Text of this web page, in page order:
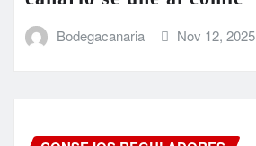
Bodegacanaria Nov 12, 2025